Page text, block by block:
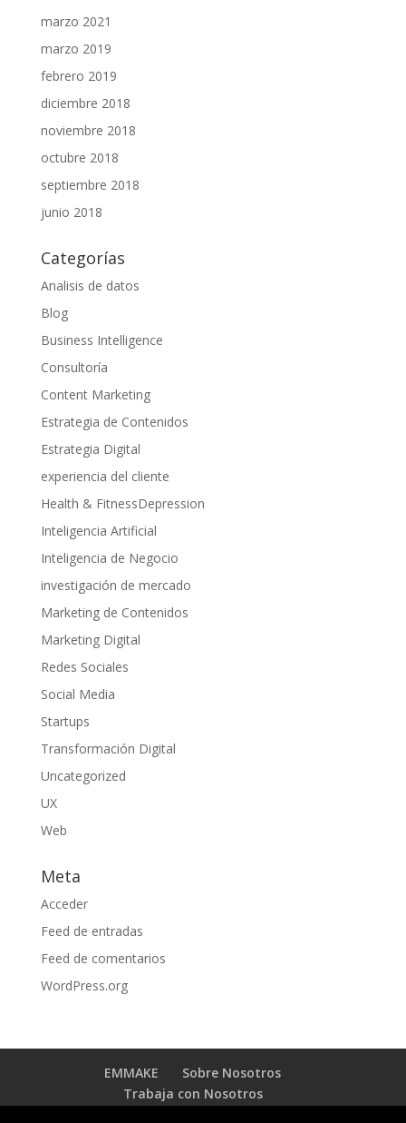
marzo 2021
marzo 2019
febrero 2019
diciembre 2018
noviembre 2018
octubre 2018
septiembre 2018
junio 2018
Categorías
Analisis de datos
Blog
Business Intelligence
Consultoría
Content Marketing
Estrategia de Contenidos
Estrategia Digital
experiencia del cliente
Health & FitnessDepression
Inteligencia Artificial
Inteligencia de Negocio
investigación de mercado
Marketing de Contenidos
Marketing Digital
Redes Sociales
Social Media
Startups
Transformación Digital
Uncategorized
UX
Web
Meta
Acceder
Feed de entradas
Feed de comentarios
WordPress.org
EMMAKE
Sobre Nosotros
Trabaja con Nosotros